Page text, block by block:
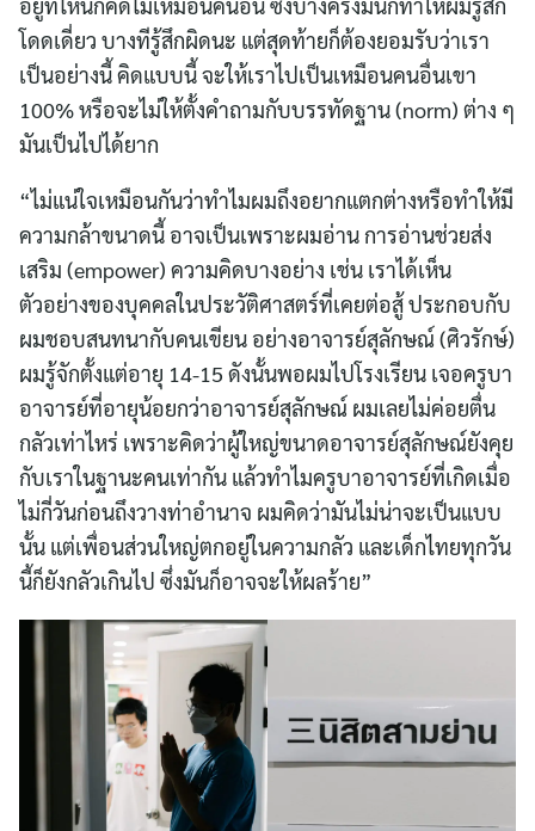
โดดเดี่ยว บางทีรู้สึกผิดนะ แต่สุดท้ายก็ต้องยอมรับว่าเรา
เป็นอย่างนี้ คิดแบบนี้ จะให้เราไปเป็นเหมือนคนอื่นเขา
100% หรือจะไม่ให้ตั้งคำถามกับบรรทัดฐาน (norm) ต่าง ๆ
มันเป็นไปได้ยาก
“ไม่แน่ใจเหมือนกันว่าทำไมผมถึงอยากแตกต่างหรือทำให้มี
ความกล้าขนาดนี้ อาจเป็นเพราะผมอ่าน การอ่านช่วยส่ง
เสริม (empower) ความคิดบางอย่าง เช่น เราได้เห็น
ตัวอย่างของบุคคลในประวัติศาสตร์ที่เคยต่อสู้ ประกอบกับ
ผมชอบสนทนากับคนเขียน อย่างอาจารย์สุลักษณ์ (ศิวรักษ์)
ผมรู้จักตั้งแต่อายุ 14-15 ดังนั้นพอผมไปโรงเรียน เจอครูบา
อาจารย์ที่อายุน้อยกว่าอาจารย์สุลักษณ์ ผมเลยไม่ค่อยตื่น
กลัวเท่าไหร่ เพราะคิดว่าผู้ใหญ่ขนาดอาจารย์สุลักษณ์ยังคุย
กับเราในฐานะคนเท่ากัน แล้วทำไมครูบาอาจารย์ที่เกิดเมื่อ
ไม่กี่วันก่อนถึงวางท่าอำนาจ ผมคิดว่ามันไม่น่าจะเป็นแบบ
นั้น แต่เพื่อนส่วนใหญ่ตกอยู่ในความกลัว และเด็กไทยทุกวัน
นี้ก็ยังกลัวเกินไป ซึ่งมันก็อาจจะให้ผลร้าย”